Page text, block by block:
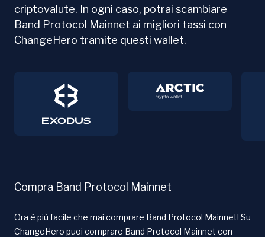
criptovalute. In ogni caso, potrai scambiare
Band Protocol Mainnet ai migliori tassi con
ChangeHero tramite questi wallet.
Compra Band Protocol Mainnet
Ora è più facile che mai comprare Band Protocol Mainnet! Su
ChangeHero puoi comprare Band Protocol Mainnet con